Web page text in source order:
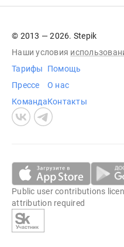
© 2013 — 2026. Stepik
Наши условия
Тарифы
Прессе
Команда
Помощь
О нас
Контакты
Public user contributions
attribution required